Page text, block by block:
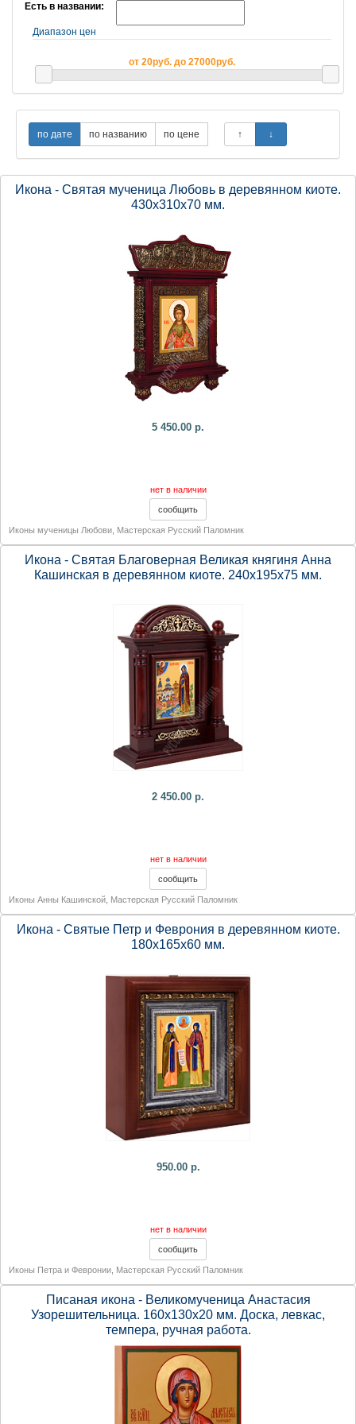
Есть в названии:
Диапазон цен
от 20руб. до 27000руб.
Икона - Святая мученица Любовь в деревянном киоте.
430х310х70 мм.
5 450.00 р.
нет в наличии
Иконы мученицы Любови Мастерская Русский Паломник
Икона - Святая Благоверная Великая княгиня Анна
Кашинская в деревянном киоте. 240х195х75 мм.
2 450.00 р.
нет в наличии
Иконы Анны Кашинской Мастерская Русский Паломник
Икона - Святые Петр и Феврония в деревянном киоте.
180х165х60 мм.
950.00 р.
нет в наличии
Иконы Петра и Февронии Мастерская Русский Паломник
Писаная икона - Великомученица Анастасия
Узорешительница. 160х130х20 мм. Доска, левкас,
темпера, ручная работа.